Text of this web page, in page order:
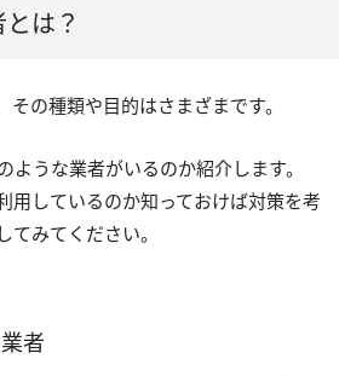
は？
その種類や目的はさまざまです。
ような業者がいるのか紹介します。
用しているのか知っておけば対策を考
てみてください。
者